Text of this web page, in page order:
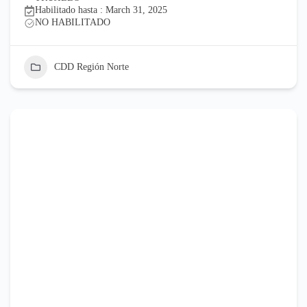
Habilitado hasta : March 31, 2025
NO HABILITADO
CDD Región Norte